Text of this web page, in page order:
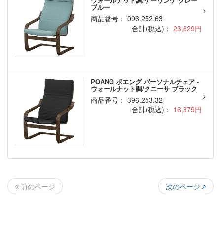
ブルー
商品番号： 096.252.63
合計(税込)： 23,629円
POANG ポエング パーソナルチェア -
ウォールナット調/クニーサ ブラック
商品番号： 396.253.32
合計(税込)： 16,379円
前のページ 次のページ